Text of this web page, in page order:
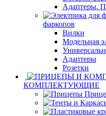
Адаптеры.
фаркопов
Вилки
Модельная
Адаптеры
Розетки
КОМПЛЕКТУЮЩИЕ